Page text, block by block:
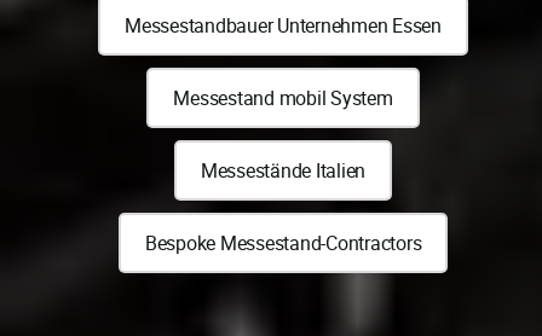
Messestandbauer Unternehmen Essen
Messestand mobil System
Messestände Italien
Bespoke Messestand-Contractors